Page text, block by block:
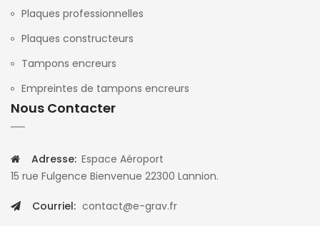
Plaques professionnelles
Plaques constructeurs
Tampons encreurs
Empreintes de tampons encreurs
Nous Contacter
Adresse: Espace Aéroport
15 rue Fulgence Bienvenue 22300 Lannion.
Courriel: contact@e-grav.fr